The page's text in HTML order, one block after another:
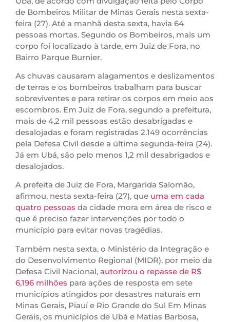
de Bombeiros Militar de Minas Gerais nesta sexta-
feira (27). Até a manhã desta sexta, havia 64
pessoas mortas. Segundo os Bombeiros, mais um
corpo foi localizado à tarde, em Juiz de Fora, no
Bairro Parque Burnier.
As chuvas causaram alagamentos e deslizamentos
de terras e os bombeiros trabalham para buscar
sobreviventes e para retirar os corpos em meio aos
escombros. Em Juiz de Fora, segundo a prefeitura,
mais de 4,2 mil pessoas estão desabrigadas e
desalojadas e foram registradas 2.149 ocorrências
pela Defesa Civil desde a última segunda-feira (24).
Já em Ubá, são pelo menos 1,2 mil desabrigados e
desalojados.
A prefeita de Juiz de Fora, Margarida Salomão,
afirmou, nesta sexta-feira (27), que uma em cada
quatro pessoas da cidade mora em área de risco e
que é preciso fazer intervenções por todo o
município para evitar novas tragédias.
Também nesta sexta, o Ministério da Integração e
do Desenvolvimento Regional (MIDR), por meio da
Defesa Civil Nacional, autorizou o repasse de R$
6,196 milhões para ações de resposta em sete
municípios atingidos por desastres naturais em
Minas Gerais, Piauí e Rio Grande do Sul Em Minas
Gerais, os municípios de Ubá e Matias Barbosa,